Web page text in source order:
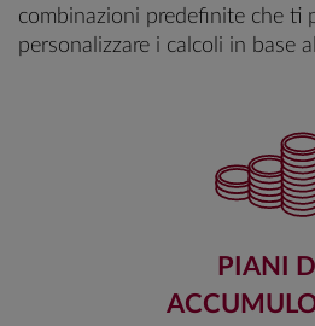
combinazioni predefinite che ti
personalizzare i calcoli in base
PIANI DI